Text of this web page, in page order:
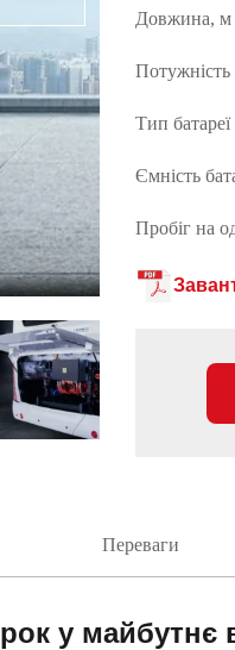
Довжина, м
Потужність
Тип батареї
Ємність
Пробіг на
Переваги
у майбутнє